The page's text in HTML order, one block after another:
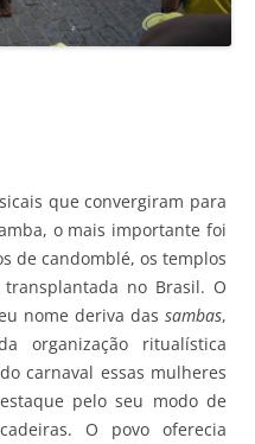
que convergiram para
o mais importante foi
de candomblé, os templos
no Brasil. O
nome deriva das sambas,
organização ritualística
carnaval essas mulheres
pelo seu modo de
O povo oferecia